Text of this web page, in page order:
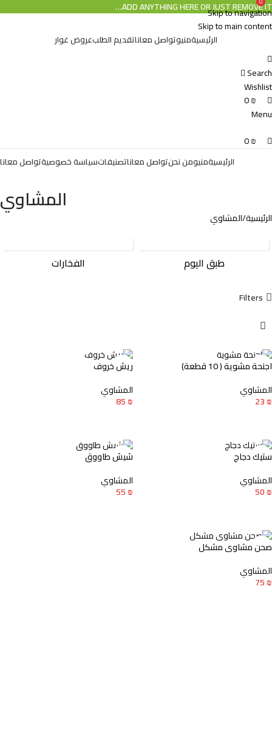
Skip to navigation
Skip to main content
ADD ANYTHING HERE OR JUST REMOVE IT…
الرئيسيةمنيوتواصل معاناتقديم الطلبعروض غوار
Search
Wishlist
0₪
Menu
0₪
الرئيسيةمنيومن نحنتواصل معاناتصنيفاتسياسة خصوصيةتواصل معانا
المشاوي
الرئيسية المشاوي
طبق اليوم الفخارات
Filters
اجنحة مشوية ( 10 قطعة)
المشاوي
23₪
ريش خروف
المشاوي
85₪
ستيك دجاج
المشاوي
50₪
شيش طاووق
المشاوي
55₪
صحن مشاوي مشكل
المشاوي
75₪